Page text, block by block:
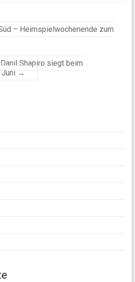
– Heimspielwochenende zum
Shapiro siegt beim
→